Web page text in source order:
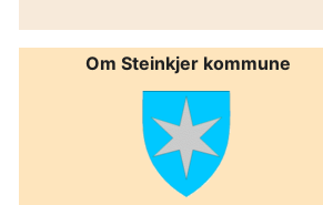
Om Steinkjer kommune